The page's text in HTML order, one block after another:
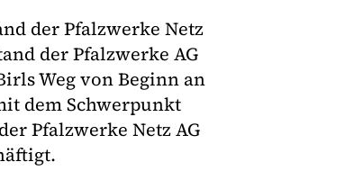
der Pfalzwerke Netz
der Pfalzwerke AG
Weg von Beginn an
dem Schwerpunkt
Pfalzwerke Netz AG